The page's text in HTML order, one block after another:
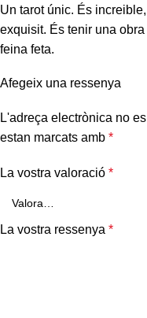
Un tarot únic. És
exquisit. És tenir una
feina feta.
Afegeix una ressenya
L'adreça electrònica no
estan marcats amb *
La vostra valoració *
La vostra ressenya *